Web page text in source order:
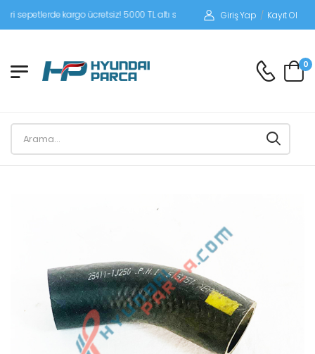
kargo ücretsiz! 5000 TL altı siparişlerinizde siparişleriniz alıcı
Giriş Yap / Kayıt Ol
0